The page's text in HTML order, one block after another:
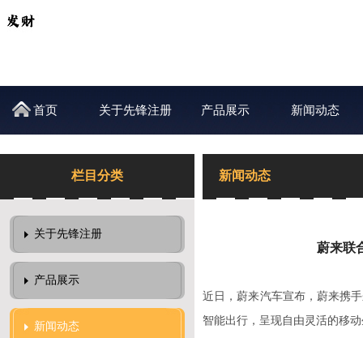
首页 关于先锋注册 产品展示 新闻动态
栏目分类
关于先锋注册
产品展示
新闻动态
新闻动态
蔚来联
近日，蔚来汽车宣布，蔚来携
智能出行，呈现自由灵活的移